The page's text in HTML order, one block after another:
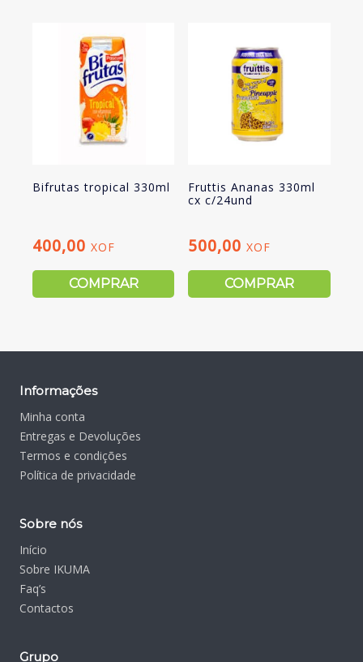
Bifrutas tropical 330ml
400,00 XOF
COMPRAR
Fruttis Ananas 330ml
cx c/24und
500,00XOF
COMPRAR
Informações
Minha conta
Entregas e Devoluções
Termos e condições
Política de privacidade
Sobre nós
Início
Sobre IKUMA
Faq’s
Contactos
Grupo